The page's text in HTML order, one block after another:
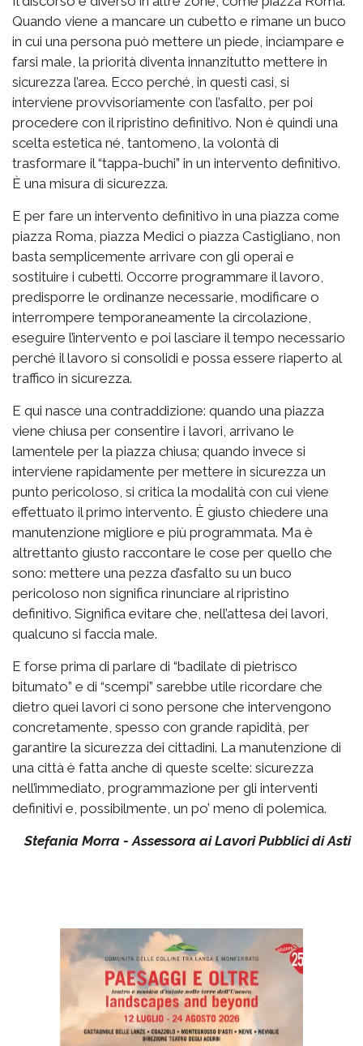
Quando viene a mancare un cubetto e rimane un buco
in cui una persona può mettere un piede, inciampare e
farsi male, la priorità diventa innanzitutto mettere in
sicurezza l’area. Ecco perché, in questi casi, si
interviene provvisoriamente con l’asfalto, per poi
procedere con il ripristino definitivo. Non è quindi una
scelta estetica né, tantomeno, la volontà di
trasformare il “tappa-buchi” in un intervento definitivo.
È una misura di sicurezza.
E per fare un intervento definitivo in una piazza come
piazza Roma, piazza Medici o piazza Castigliano, non
basta semplicemente arrivare con gli operai e
sostituire i cubetti. Occorre programmare il lavoro,
predisporre le ordinanze necessarie, modificare o
interrompere temporaneamente la circolazione,
eseguire l’intervento e poi lasciare il tempo necessario
perché il lavoro si consolidi e possa essere riaperto al
traffico in sicurezza.
E qui nasce una contraddizione: quando una piazza
viene chiusa per consentire i lavori, arrivano le
lamentele per la piazza chiusa; quando invece si
interviene rapidamente per mettere in sicurezza un
punto pericoloso, si critica la modalità con cui viene
effettuato il primo intervento. È giusto chiedere una
manutenzione migliore e più programmata. Ma è
altrettanto giusto raccontare le cose per quello che
sono: mettere una pezza d’asfalto su un buco
pericoloso non significa rinunciare al ripristino
definitivo. Significa evitare che, nell’attesa dei lavori,
qualcuno si faccia male.
E forse prima di parlare di “badilate di pietrisco
bitumato” e di “scempi” sarebbe utile ricordare che
dietro quei lavori ci sono persone che intervengono
concretamente, spesso con grande rapidità, per
garantire la sicurezza dei cittadini. La manutenzione di
una città è fatta anche di queste scelte: sicurezza
nell’immediato, programmazione per gli interventi
definitivi e, possibilmente, un po’ meno di polemica.
Stefania Morra - Assessora ai Lavori Pubblici di Asti